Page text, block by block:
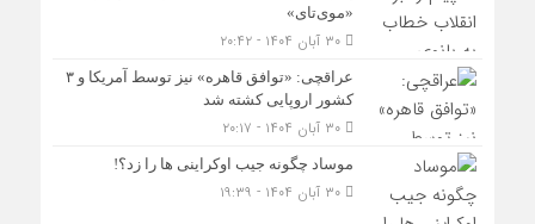
«موی‌تای»
۳۰ آبان ۱۴۰۴ - ۲۰:۴۲
عراقچی: «توافق قاهره» نیز توسط آمریکا و ۳
کشور اروپایی کشته شد
۳۰ آبان ۱۴۰۴ - ۲۰:۱۷
موساد چگونه جیب اوکراینی ها را زد؟!
۳۰ آبان ۱۴۰۴ - ۱۹:۳۹